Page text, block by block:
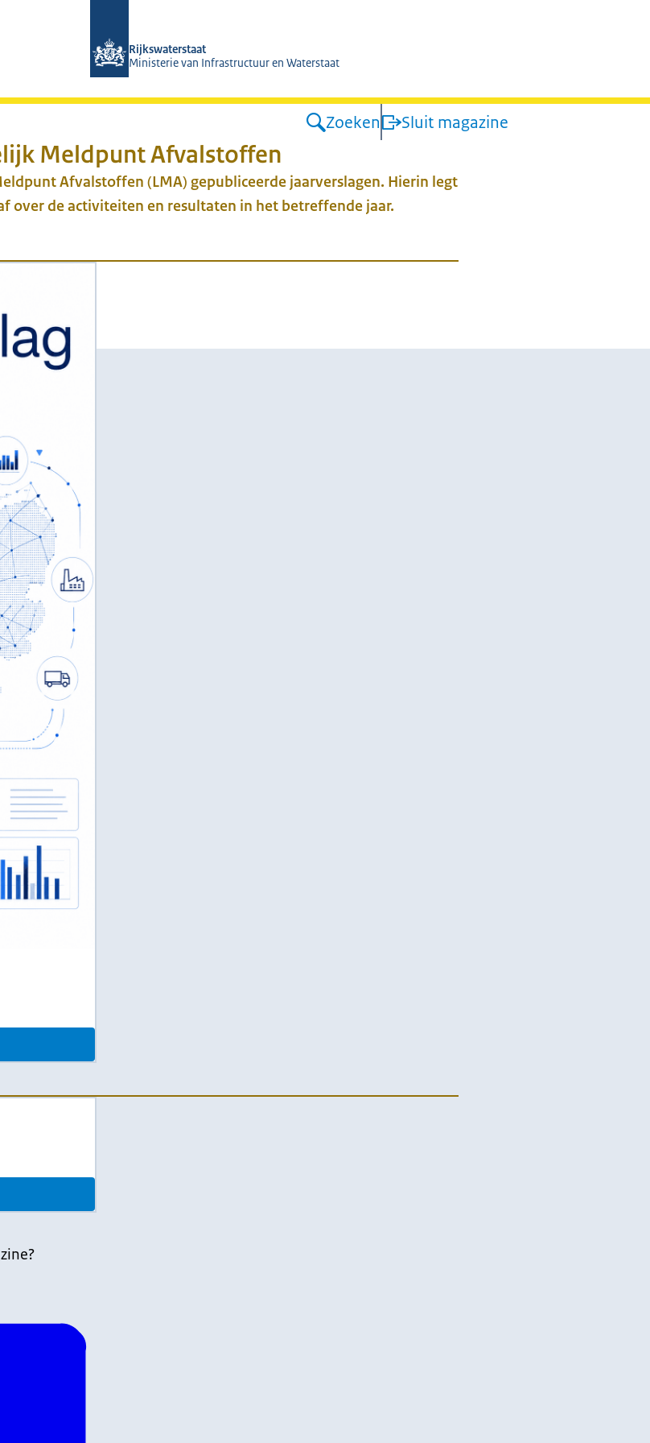
Rijkswaterstaat
Ministerie van Infrastructuur en Waterstaat
Zoeken Sluit magazine
Meldpunt Afvalstoffen
Afvalstoffen (LMA) gepubliceerde jaarverslagen. Hierin legt
over de activiteiten en resultaten in het betreffende jaar.